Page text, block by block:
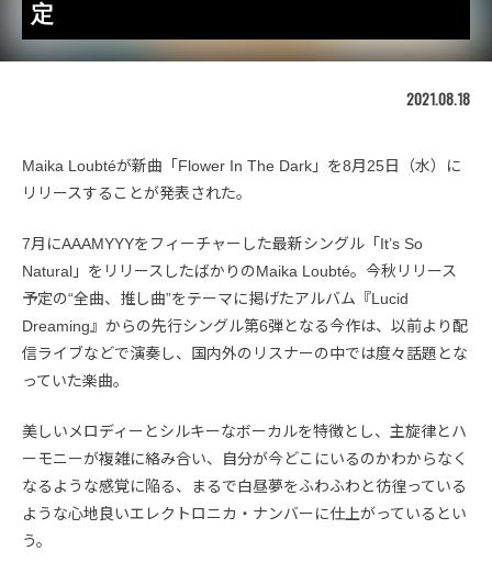
定
2021.08.18
Maika Loubtéが新曲「Flower In The Dark」を8月25日（水）に
リリースすることが発表された。
7月にAAAMYYYをフィーチャーした最新シングル「It’s So
Natural」をリリースしたばかりのMaika Loubté。今秋リリース
予定の“全曲、推し曲”をテーマに掲げたアルバム『Lucid
Dreaming』からの先行シングル第6弾となる今作は、以前より配
信ライブなどで演奏し、国内外のリスナーの中では度々話題とな
っていた楽曲。
美しいメロディーとシルキーなボーカルを特徴とし、主旋律とハ
ーモニーが複雑に絡み合い、自分が今どこにいるのかわからなく
なるような感覚に陥る、まるで白昼夢をふわふわと彷徨っている
ような心地良いエレクトロニカ・ナンバーに仕上がっているとい
う。